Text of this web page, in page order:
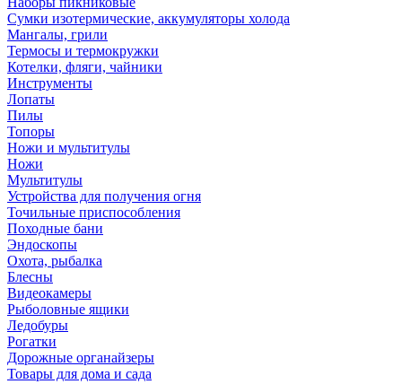
Сумки изотермические, аккумуляторы холода
Мангалы, грили
Термосы и термокружки
Котелки, фляги, чайники
Инструменты
Лопаты
Пилы
Топоры
Ножи и мультитулы
Ножи
Мультитулы
Устройства для получения огня
Точильные приспособления
Походные бани
Эндоскопы
Охота, рыбалка
Блесны
Видеокамеры
Рыболовные ящики
Ледобуры
Рогатки
Дорожные органайзеры
Товары для дома и сада